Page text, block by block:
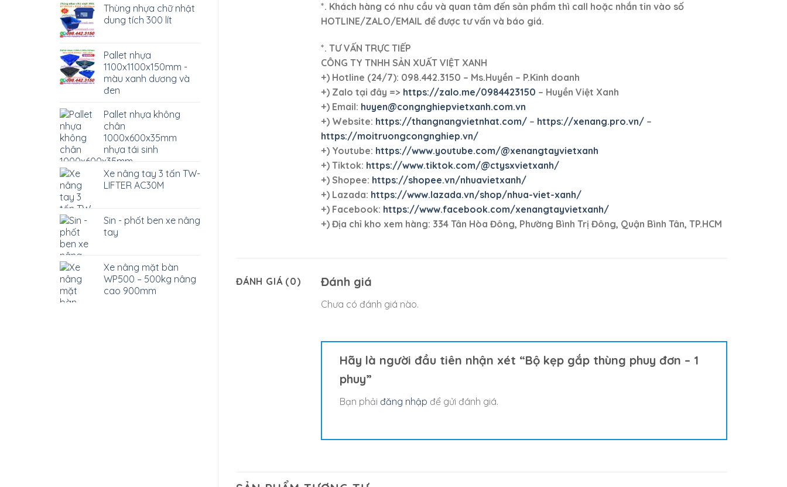
Thùng nhựa chữ nhật
dung tích 300 lít
Pallet nhựa
1100x1100x150mm -
màu xanh dương và
đen
Pallet nhựa không
chân
1000x600x35mm
nhựa tái sinh
Xe nâng tay 3 tấn TW-
LIFTER AC30M
Sin - phốt ben xe nâng
tay
Xe nâng mặt bàn
WP500 – 500kg nâng
cao 900mm
*. Khách hàng có nhu cầu và quan tâm đến sản phẩm thì call hoặc nhắn tin vào số
HOTLINE/ZALO/EMAIL để được tư vấn và báo giá.
*. TƯ VẤN TRỰC TIẾP
CÔNG TY TNHH SẢN XUẤT VIỆT XANH
+)Hotline (24/7): 098.442.3150 – Ms.Huyền – P.Kinh doanh
+)Zalo tại đây => https://zalo.me/0984423150 – Huyền Việt Xanh
+) Email: huyen@congnghiepvietxanh.com.vn
+) Website: https://thangnangvietnhat.com/– https://xenang.pro.vn/–
https://moitruongcongnghiep.vn/
+) Youtube: https://www.youtube.com/@xenangtayvietxanh
+) Tiktok: https://www.tiktok.com/@ctysxvietxanh/
+) Shopee: https://shopee.vn/nhuavietxanh/
+) Lazada: https://www.lazada.vn/shop/nhua-viet-xanh/
+) Facebook: https://www.facebook.com/xenangtayvietxanh/
+) Địa chỉ kho xem hàng: 334 Tân Hòa Đông, Phường Bình Trị Đông, Quận Bình Tân, TP.HCM
ĐÁNH GIÁ (0) Đánh giá
Chưa có đánh giá nào.
Hãy là người đầu tiên nhận xét “Bộ kẹp gắp thùng phuy đơn – 1
phuy”
Bạn phải đăng nhập để gửi đánh giá.